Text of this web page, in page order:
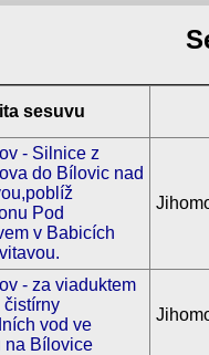
sesuvu
- Silnice z
do Bílovic nad
Pod
v Babicích
- za viaduktem
čistírny
vod ve
na Bílovice